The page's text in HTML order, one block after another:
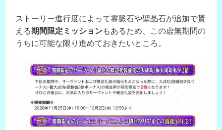
ストーリー進行度によって霊脈石や聖晶石が追加で貰
える期間限定ミッションもあるため、この虚無期間の
うちに可能な限り進めておきたいところ。